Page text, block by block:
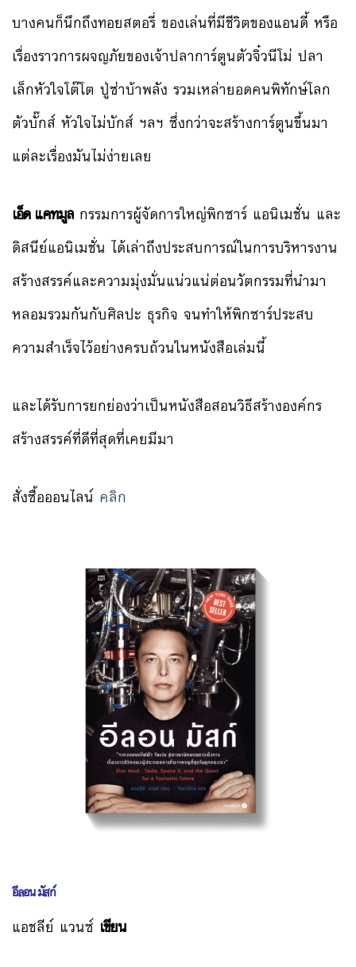
บางคนก็นึกถึงทอยสตอรี่ ของเล่นที่มีชีวิตของแอนดี้ หรือ
เรื่องราวการผจญภัยของเจ้าปลาการ์ตูนตัวจิ๋วนีโม่ ปลา
เล็กหัวใจโต๊โต ปู่ซ่าบ้าพลัง รวมเหล่ายอดคนพิทักษ์โลก
ตัวบั๊กส์ หัวใจไม่บักส์ ฯลฯ ซึ่งกว่าจะสร้างการ์ตูนขึ้นมา
แต่ละเรื่องมันไม่ง่ายเลย
เอ็ด แคทมูลกรรมการผู้จัดการใหญ่พิกซาร์ แอนิเมชั่น และ
ดิสนีย์แอนิเมชั่น ได้เล่าถึงประสบการณ์ในการบริหารงาน
สร้างสรรค์และความมุ่งมั่นแน่วแน่ต่อนวัตกรรมที่นำมา
หลอมรวมกันกับศิลปะ ธุรกิจ จนทำให้พิกซาร์ประสบ
ความสำเร็จไว้อย่างครบถ้วนในหนังสือเล่มนี้
และได้รับการยกย่องว่าเป็นหนังสือสอนวิธีสร้างองค์กร
สร้างสรรค์ที่ดีที่สุดที่เคยมีมา
สั่งซื้อออนไลน์ คลิก
อีลอน มัสก์
แอชลีย์ แวนซ์ เขียน